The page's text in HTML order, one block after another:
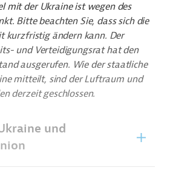
mit der Ukraine ist wegen des
Bitte beachten Sie, dass sich die
kurzfristig ändern kann. Der
und Verteidigungsrat hat den
ausgerufen. Wie der staatliche
mitteilt, sind der Luftraum und
derzeit geschlossen.
und